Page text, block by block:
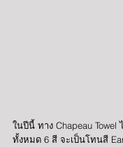
ในปีนี้ ทาง Chapeau
ทั้งหมด 6 สี จะเป็นโทนสี